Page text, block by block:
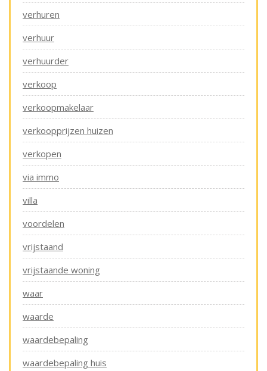
verhuren
verhuur
verhuurder
verkoop
verkoopmakelaar
verkoopprijzen huizen
verkopen
via immo
villa
voordelen
vrijstaand
vrijstaande woning
waar
waarde
waardebepaling
waardebepaling huis